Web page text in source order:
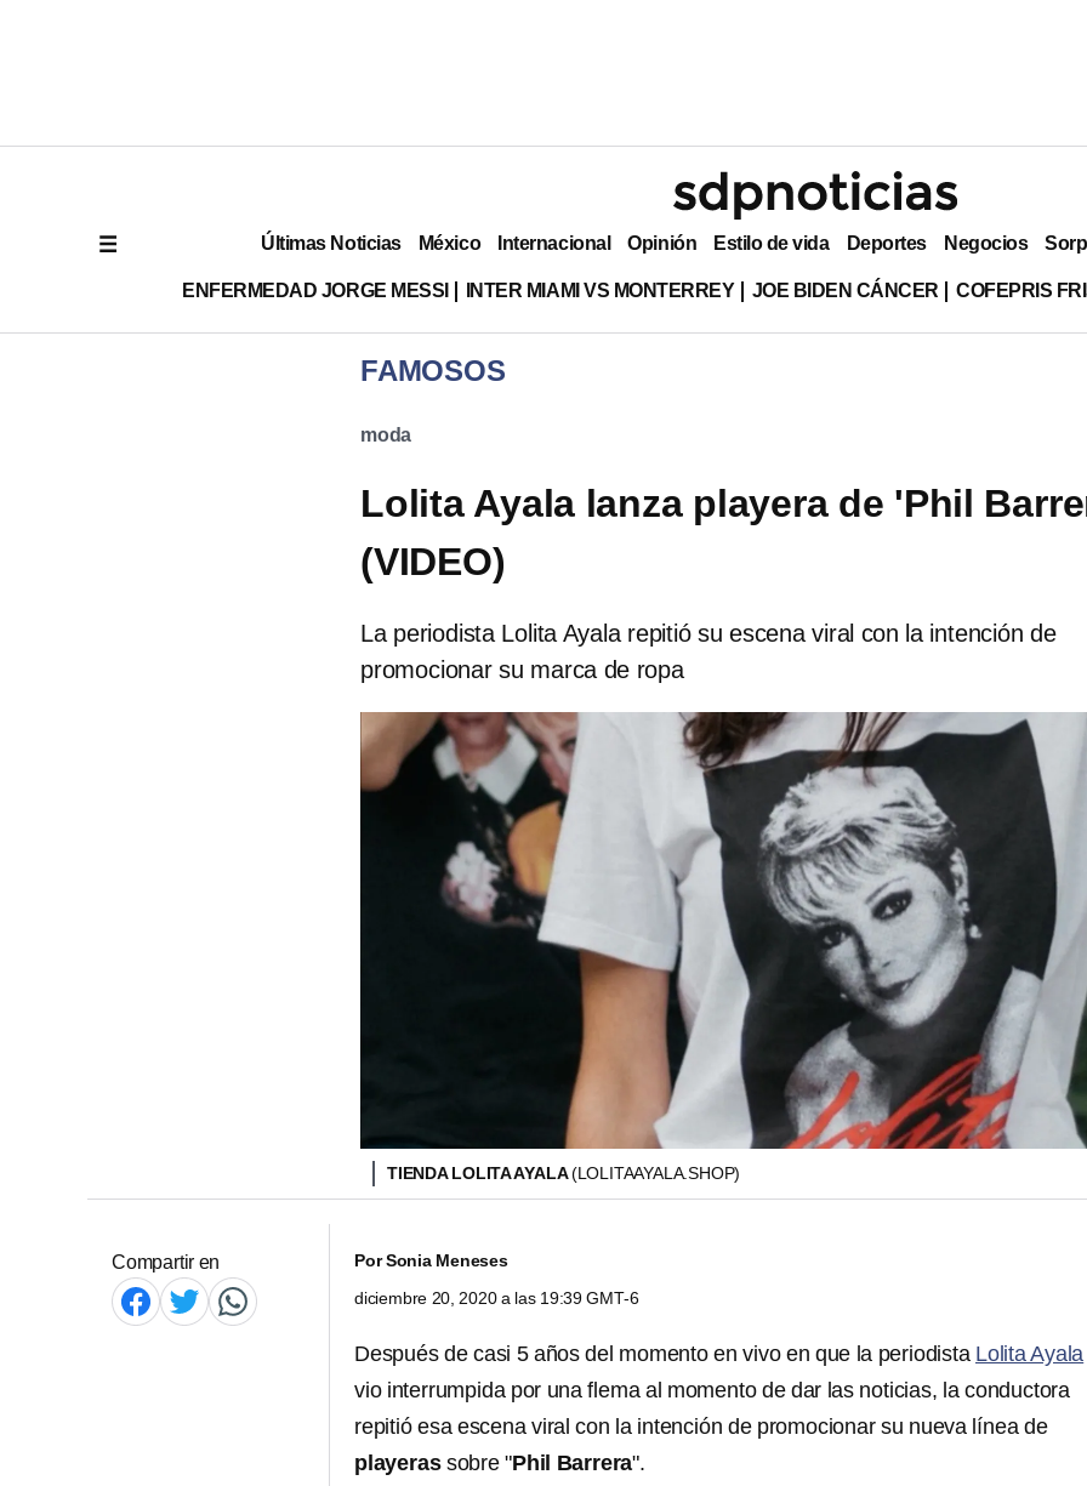
Últimas Noticias México Internacional Opinión Estilo de vida Deportes Negocios
ENFERMEDAD JORGE MESSI INTER MIAMI VS MONTERREY JOE BIDEN CÁNCER COFEPRIS
FAMOSOS
moda
Lolita Ayala lanza playera de 'Phil
(VIDEO)
La periodista Lolita Ayala repitió su escena viral con la intención de
promocionar su marca de ropa
TIENDA LOLITA AYALA(LOLITAAYALA.SHOP)
Compartir en PorSonia Meneses
diciembre 20, 2020 a las 19:39 GMT-6
Después de casi 5 años del momento en vivo en que la periodista Lolita Ayala
vio interrumpida por una flema al momento de dar las noticias, la conductora
repitió esa escena viral con la intención de promocionar su nueva línea de
playerassobre "Phil Barrera".